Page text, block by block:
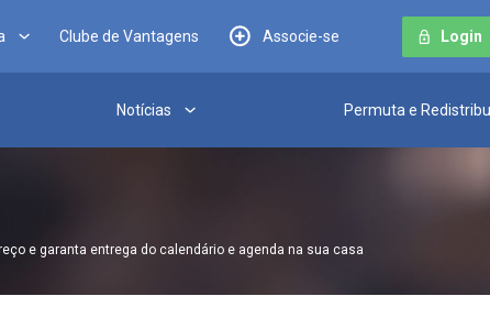
Clube de Vantagens Associe-se Login
Notícias Permuta e
e garanta entrega do calendário e agenda na sua casa